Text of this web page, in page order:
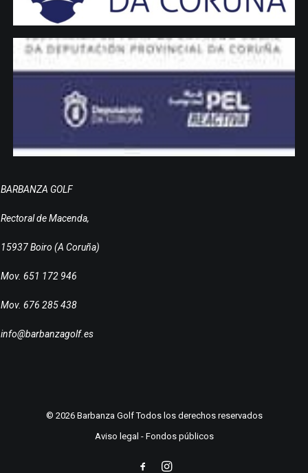
BARBANZA GOLF
Rectoral de Macenda,
15937 Boiro (A Coruña)
Mov. 651 172 946
Mov. 676 285 438
info@barbanzagolf.es
© 2026 Barbanza Golf Todos los derechos reservados
Aviso legal - Fondos públicos